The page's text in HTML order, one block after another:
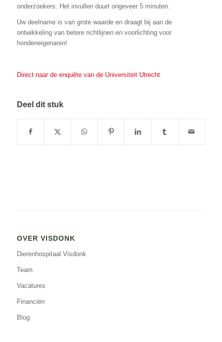
onderzoekers. Het invullen duurt ongeveer 5 minuten.
Uw deelname is van grote waarde en draagt bij aan de
ontwikkeling van betere richtlijnen en voorlichting voor
hondeneigenaren!
Direct naar de enquête van de Universiteit Utrecht
Deel dit stuk
OVER VISDONK
Dierenhospitaal Visdonk
Team
Vacatures
Financiën
Blog